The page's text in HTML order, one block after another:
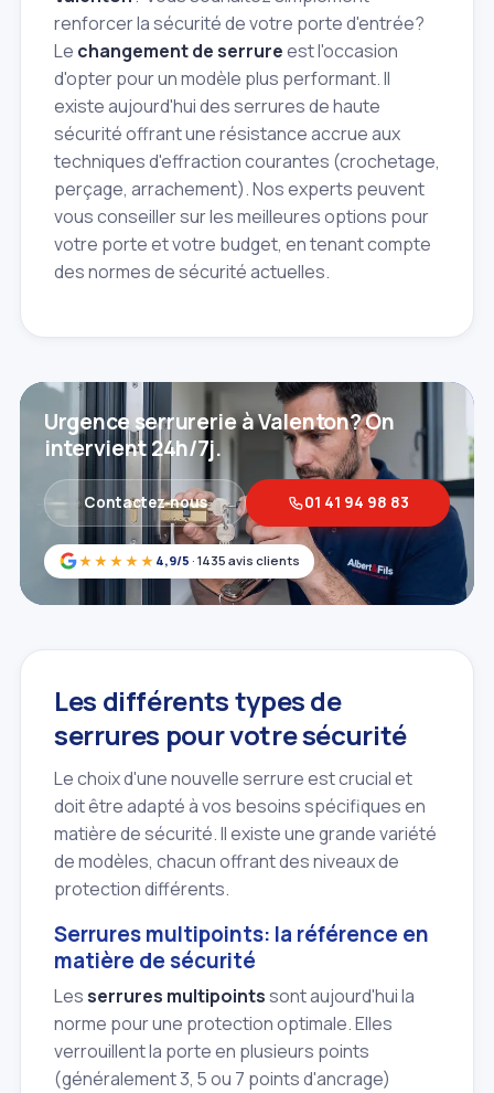
renforcer la sécurité de votre porte d'entrée?
Le changement de serrureest l'occasion
d'opter pour un modèle plus performant. Il
existe aujourd'hui des serrures de haute
sécurité offrant une résistance accrue aux
techniques d'effraction courantes (crochetage,
perçage, arrachement). Nos experts peuvent
vous conseiller sur les meilleures options pour
votre porte et votre budget, en tenant compte
des normes de sécurité actuelles.
★★★★★ 4,9/5 · 1435 avis clients
Urgence serrurerie à Valenton? On
intervient 24h/7j.
Contactez‑nous 01 41 94 98 83
Les différents types de
serrures pour votre sécurité
Le choix d'une nouvelle serrure est crucial et
doit être adapté à vos besoins spécifiques en
matière de sécurité. Il existe une grande variété
de modèles, chacun offrant des niveaux de
protection différents.
Serrures multipoints: la référence en
matière de sécurité
Lesserrures multipointssont aujourd'hui la
norme pour une protection optimale. Elles
verrouillent la porte en plusieurs points
(généralement 3, 5 ou 7 points d'ancrage)